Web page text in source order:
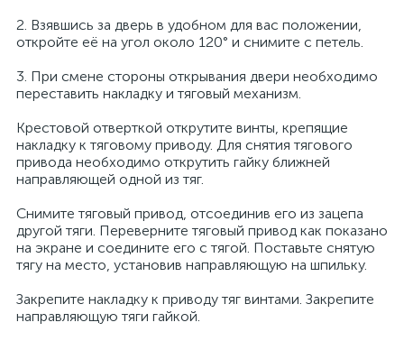
2. Взявшись за дверь в удобном для вас положении,
откройте её на угол около 120° и снимите с петель.
3. При смене стороны открывания двери необходимо
переставить накладку и тяговый механизм.
Крестовой отверткой открутите винты, крепящие
накладку к тяговому приводу. Для снятия тягового
привода необходимо открутить гайку ближней
направляющей одной из тяг.
Снимите тяговый привод, отсоединив его из зацепа
другой тяги. Переверните тяговый привод как показано
на экране и соедините его с тягой. Поставьте снятую
тягу на место, установив направляющую на шпильку.
Закрепите накладку к приводу тяг винтами. Закрепите
направляющую тяги гайкой.